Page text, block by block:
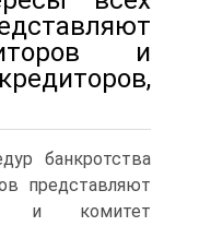
и
банкротства
представляют
и комитет